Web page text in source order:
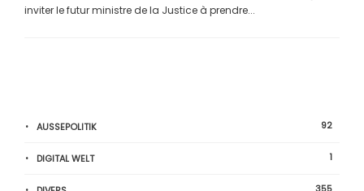
inviter le futur ministre de la Justice à prendre...
AUSSEPOLITIK 92
DIGITAL WELT 1
355